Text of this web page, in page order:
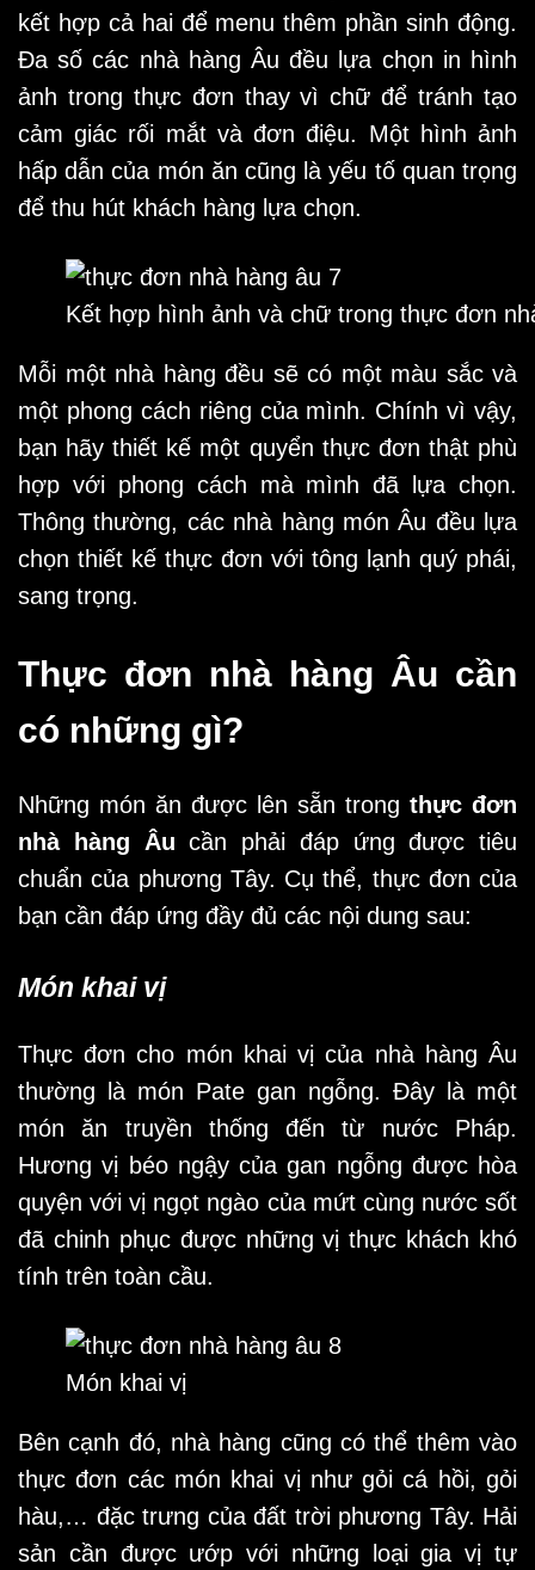
kết hợp cả hai để menu thêm phần sinh động.
Đa số các nhà hàng Âu đều lựa chọn in hình
ảnh trong thực đơn thay vì chữ để tránh tạo
cảm giác rối mắt và đơn điệu. Một hình ảnh
hấp dẫn của món ăn cũng là yếu tố quan trọng
để thu hút khách hàng lựa chọn.
Kết hợp hình ảnh và chữ trong thực đơn
Mỗi một nhà hàng đều sẽ có một màu sắc và
một phong cách riêng của mình. Chính vì vậy,
bạn hãy thiết kế một quyển thực đơn thật phù
hợp với phong cách mà mình đã lựa chọn.
Thông thường, các nhà hàng món Âu đều lựa
chọn thiết kế thực đơn với tông lạnh quý phái,
sang trọng.
Thực đơn nhà hàng Âu cần
có những gì?
Những món ăn được lên sẵn trong thực đơn
nhà hàng Âu cần phải đáp ứng được tiêu
chuẩn của phương Tây. Cụ thể, thực đơn của
bạn cần đáp ứng đầy đủ các nội dung sau:
Món khai vị
Thực đơn cho món khai vị của nhà hàng Âu
thường là món Pate gan ngỗng. Đây là một
món ăn truyền thống đến từ nước Pháp.
Hương vị béo ngậy của gan ngỗng được hòa
quyện với vị ngọt ngào của mứt cùng nước sốt
đã chinh phục được những vị thực khách khó
tính trên toàn cầu.
Món khai vị
Bên cạnh đó, nhà hàng cũng có thể thêm vào
thực đơn các món khai vị như gỏi cá hồi, gỏi
hàu,… đặc trưng của đất trời phương Tây. Hải
sản cần được ướp với những loại gia vị tự